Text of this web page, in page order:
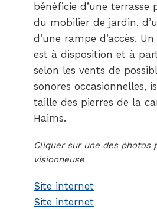
bénéficie d’une terrasse
du mobilier de jardin,
d’une rampe d’accès.
est à disposition et à
selon les vents de
sonores occasionnelles,
taille des pierres de la
Haims.
Cliquer sur une des photos
visionneuse
Site internet
Site internet